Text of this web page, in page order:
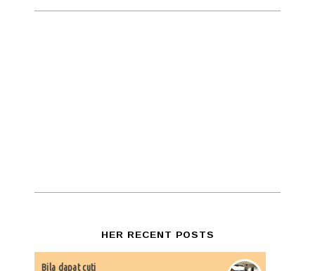
HER RECENT POSTS
Bila dapat cuti